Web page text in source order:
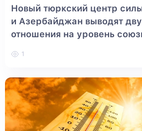
Новый тюркский центр
и Азербайджан выводят
отношения на уровень
1